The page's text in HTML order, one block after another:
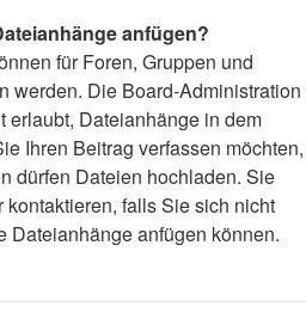
anfügen?
für Foren, Gruppen und
werden. Die Board-Administration
erlaubt, Dateianhänge in dem
Ihren Beitrag verfassen möchten,
dürfen Dateien hochladen. Sie
falls Sie sich nicht
Dateianhänge anfügen können.